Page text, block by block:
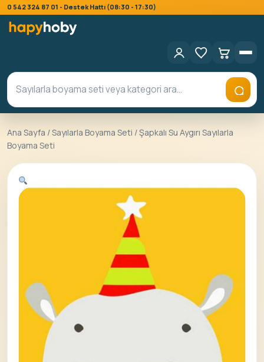
0 542 324 87 01 - Destek Hattı (08:30 - 17:30)
Ana Sayfa /Sayılarla Boyama Seti / Şapkalı Su Aygırı Sayılarla
Boyama Seti